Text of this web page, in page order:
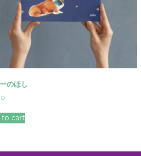
のほし
to cart